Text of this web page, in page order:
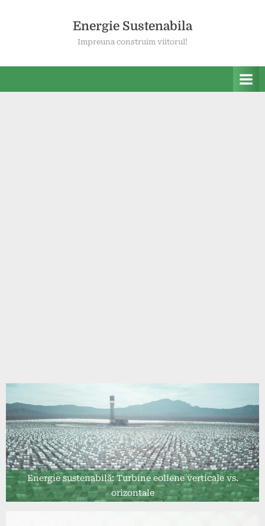
Energie Sustenabila
Impreuna construim viitorul!
Energie sustenabilă: Turbine eoliene verticale vs.
orizontale